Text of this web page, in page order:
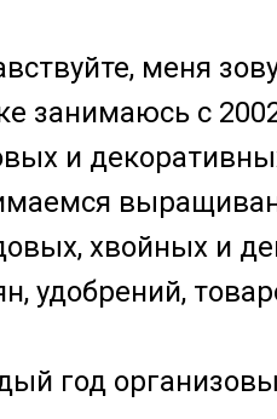
меня
занимаюсь с
и
хвойных и
удобрений,
год